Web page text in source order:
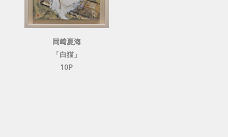
岡﨑夏海
「白猫」
10P